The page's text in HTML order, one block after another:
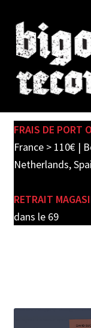
Skip
to
navigation
Skip
to
content
SHOP
PRE-ORDERS
FRAIS DE PORT
France > 110€ |
Netherlands,
RETRAIT
dans le 69